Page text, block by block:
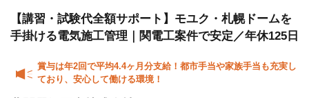
【講習・試験代全額サポート】モユク・札幌ドームを
手掛ける電気施工管理｜関電工案件で安定／年休125日
賞与は年2回で平均4.4ヶ月分支給！都市手当や家族手当も充実し
ており、安心して働ける環境！